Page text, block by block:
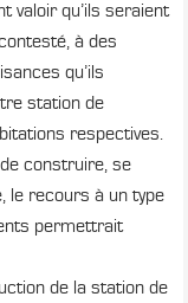
valoir qu’ils seraient
à des
qu’ils
station de
respectives.
de construire, se
le recours à un type
permettrait
de la station de